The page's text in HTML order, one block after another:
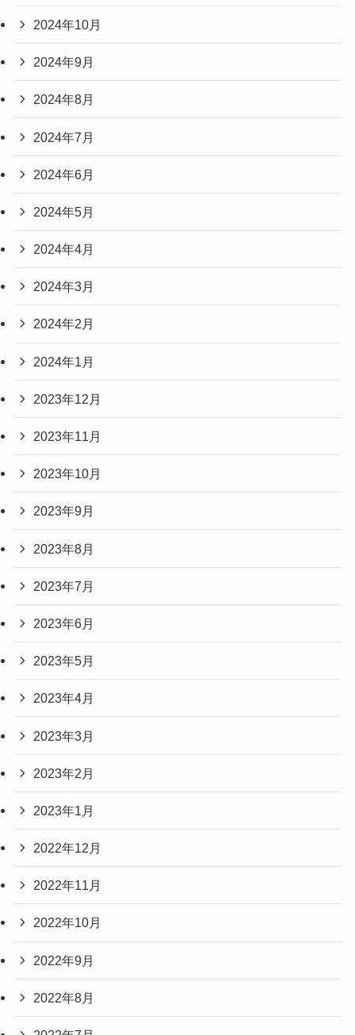
2024年10月
2024年9月
2024年8月
2024年7月
2024年6月
2024年5月
2024年4月
2024年3月
2024年2月
2024年1月
2023年12月
2023年11月
2023年10月
2023年9月
2023年8月
2023年7月
2023年6月
2023年5月
2023年4月
2023年3月
2023年2月
2023年1月
2022年12月
2022年11月
2022年10月
2022年9月
2022年8月